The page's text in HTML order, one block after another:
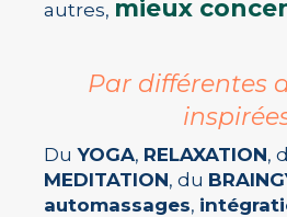
autres, mieux
Par différentes
Du YOGA, RELAXATION,
MEDITATION, du
automassages,